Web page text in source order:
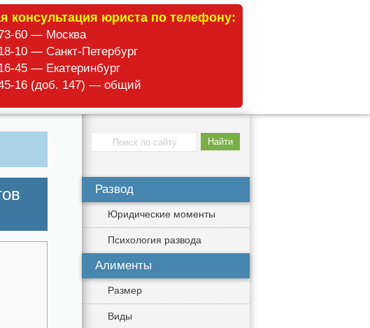
консультация юриста по телефону:
60 — Москва
10 — Санкт-Петербург
45 — Екатеринбург
16 (доб. 147) — общий
Развод
Юридические моменты
Психология развода
Алименты
Размер
Виды